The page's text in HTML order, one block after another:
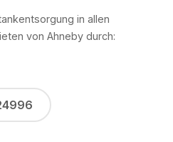
in allen
von Ahneby durch: